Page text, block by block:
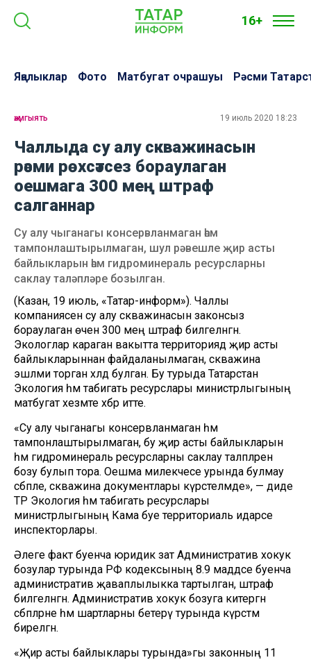
16+
Яңалыклар Фото Матбугат очрашуы Рәсми
җәмгыять 19 июль 2020 18:23
Чаллыда су алу скважинасын
рәсми рөхсәтсез бораулаган
оешмага 300 мең штраф
салганнар
Су алу чыганагы консервланмаган һәм
тампонлаштырылмаган, шул рәвешле җир асты
байлыкларын һәм гидроминераль ресурсларны
саклау таләпләре бозылган.
(Казан, 19 июль, «Татар-информ»). Чаллы
компаниясенә су алу скважинасын законсыз
бораулаган өчен 300 мең штраф билгеләнгән.
Экологлар караган вакытта территориядә җир асты
байлыкларыннан файдаланылмаган, скважина
эшләми торган хәлдә булган. Бу турыда Татарстан
Экология һәм табигать ресурслары министрлыгының
матбугат хезмәте хәбәр итте.
«Су алу чыганагы консервланмаган һәм
тампонлаштырылмаган, бу җир асты байлыкларын
һәм гидроминераль ресурсларны саклау таләпләрен
бозу булып тора. Оешма милекчесе урында булмау
сәбәпле, скважина документлары күрсәтелмәде», — диде
ТР Экология һәм табигать ресурслары
министрлыгының Кама буе территориаль идарәсе
инспекторлары.
Әлеге факт буенча юридик зат Административ хокук
бозулар турында РФ кодексының 8.9 маддәсе буенча
административ җаваплылыкка тартылган, штраф
билгеләнгән. Административ хокук бозуга китергән
сәбәпләрне һәм шартларны бетерү турында күрсәтмә
бирелгән.
«Җир асты байлыклары турында»гы законның 11